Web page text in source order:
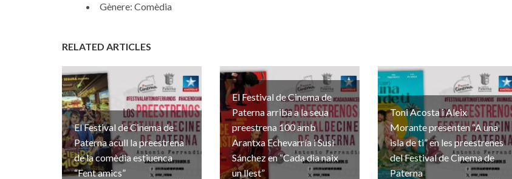
Gènere: Comèdia
RELATED ARTICLES
El Festival de Cinema de
Paterna acull la preestrena
de la comèdia estiuenca
“Fent amics”
El Festival de Cinema de
Paterna arriba a la seua
preestrena 100 amb
Arantxa Echevarría i Susi
Sánchez en “Cada dia naix
un llest”
Toni Acosta i Aleix
Morante presenten “A una
isla de ti” en les preestrenes
del Festival de Cinema de
Paterna